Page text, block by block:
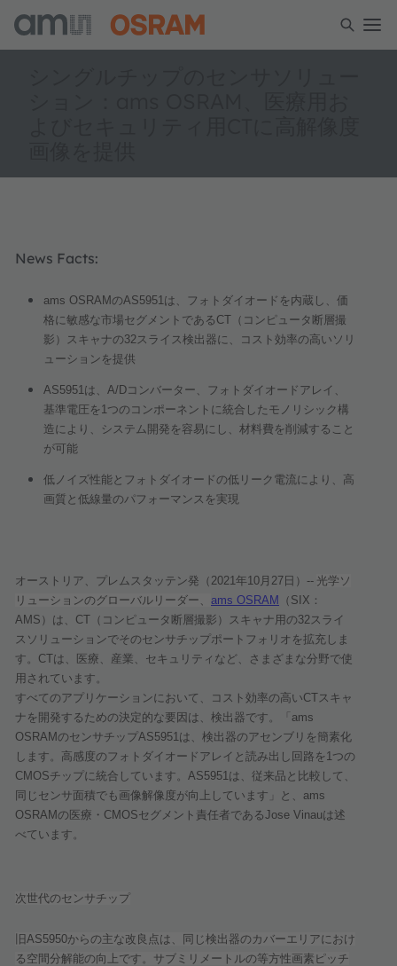
News Facts:
ams OSRAMのAS5951は、フォトダイオードを内蔵し、価
格に敏感な市場セグメントである CT （コンピュータ断層撮
影）スキャナの32スライス検出器に、コスト効率の高いソリ
ューションを提供
AS5951は、 A/Dコンバーター、フォトダイオードアレイ、
基準電圧を1つのコンポーネントに統合したモノリシック構
造により、システム開発を容易にし、材料費を削減すること
が可能
低ノイズ性能とフォトダイオードの低リーク電流により、高
画質と低線量のパフォーマンスを実現
オーストリア、プレムスタッテン発（ 2021年10月 27 日） -- 光学ソ
リューションのグローバルリーダー、 ams OSRAM （ SIX ：
AMS ）は、 CT （コンピュータ断層撮影）スキャナ用の32スライ
スソリューションでそのセンサチップポートフォリオを拡充しま
す。 CTは、医療、産業、セキュリティなど、さまざまな分野で使
用されています。
すべてのアプリケーションにおいて、コスト効率の高いCTスキャ
ナを開発するための決定的な要因は、検出器です。「 ams
OSRAMのセンサチップAS5951は、検出器のアセンブリを簡素化
します。高感度のフォトダイオードアレイと読み出し回路を1つの
CMOSチップに統合しています。 AS5951は、従来品と比較して、
同じセンサ面積でも画像解像度が向上しています」と、 ams
OSRAMの医療・ CMOSセグメント責任者であるJose Vinauは述
べています。
次世代のセンサチップ
旧AS5950からの主な改良点は、同じ検出器のカバーエリアにおけ
る空間分解能の向上です。サブミリメートルの等方性画素ピッチ